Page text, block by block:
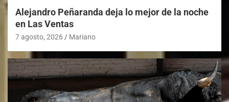
Alejandro Peñaranda deja lo mejor de la noche
en Las Ventas
7 agosto, 2026 Mariano